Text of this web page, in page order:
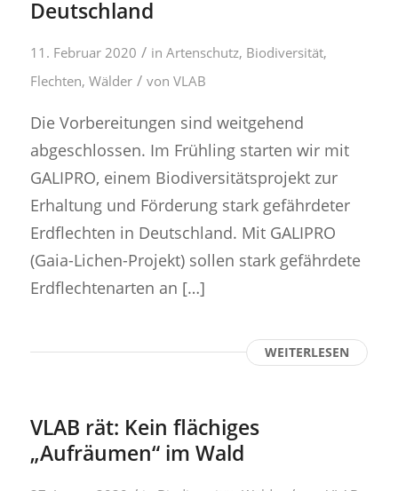
Deutschland
11. Februar 2020 / in Artenschutz, Biodiversität,
Flechten, Wälder / von VLAB
Die Vorbereitungen sind weitgehend
abgeschlossen. Im Frühling starten wir mit
GALIPRO, einem Biodiversitätsprojekt zur
Erhaltung und Förderung stark gefährdeter
Erdflechten in Deutschland. Mit GALIPRO
(Gaia-Lichen-Projekt) sollen stark gefährdete
Erdflechtenarten an […]
WEITERLESEN
VLAB rät: Kein flächiges
„Aufräumen“ im Wald